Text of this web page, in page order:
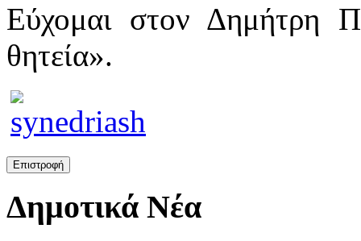
Εύχομαι στον Δημήτρη
θητεία».
Δημοτικά Νέα